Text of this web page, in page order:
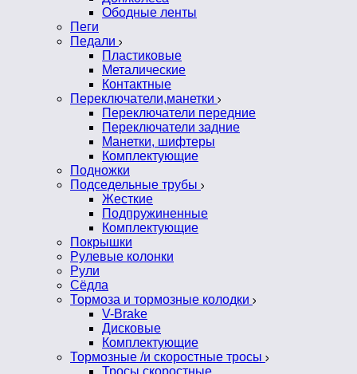
Ободные ленты
Пеги
Педали
Пластиковые
Металические
Контактные
Переключатели,манетки
Переключатели передние
Переключатели задние
Манетки, шифтеры
Комплектующие
Подножки
Подседельные трубы
Жесткие
Подпружиненные
Комплектующие
Покрышки
Рулевые колонки
Рули
Сёдла
Тормоза и тормозные колодки
V-Brake
Дисковые
Комплектующие
Тормозные /и скоростные тросы
Тросы скоростные